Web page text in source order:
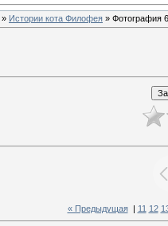
» Истории кота Филофея » Фотография
« Предыдущая| 11 12